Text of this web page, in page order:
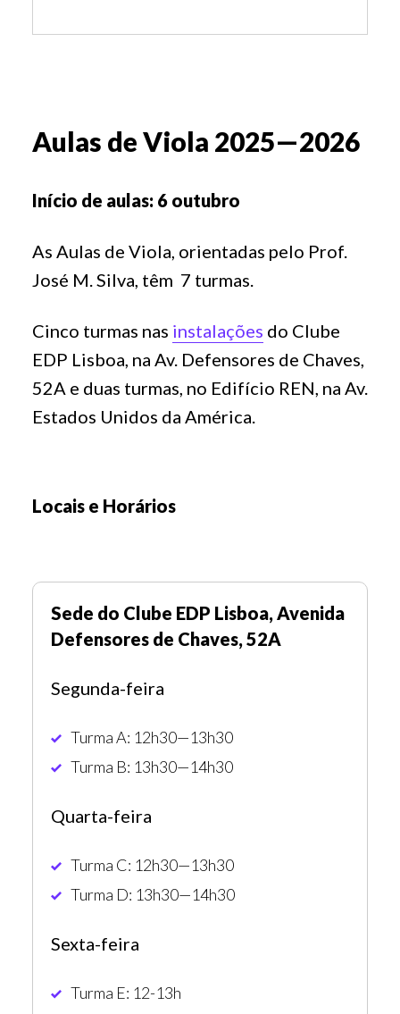
Aulas de Viola 2025—2026
Início de aulas: 6 outubro
As Aulas de Viola, orientadas pelo Prof.
José M. Silva, têm 7 turmas.
Cinco turmas nas instalações do Clube
EDP Lisboa, na Av. Defensores de Chaves,
52A e duas turmas, no Edifício REN, na Av.
Estados Unidos da América.
Locais e Horários
Sede do Clube EDP Lisboa, Avenida
Defensores de Chaves, 52A
Segunda-feira
Turma A: 12h30—13h30
Turma B: 13h30—14h30
Quarta-feira
Turma C: 12h30—13h30
Turma D: 13h30—14h30
Sexta-feira
Turma E: 12-13h